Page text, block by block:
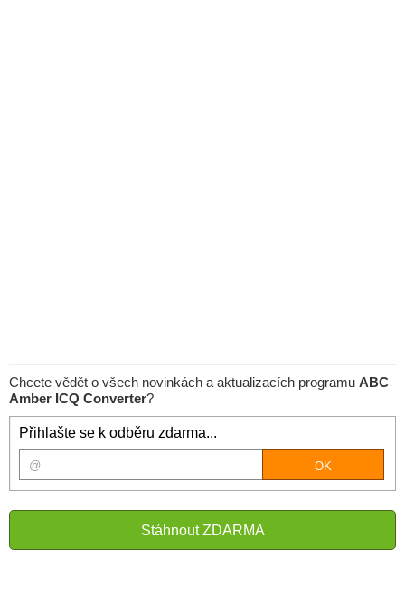
Chcete vědět o všech novinkách a aktualizacích programu ABC
Amber ICQ Converter?
Přihlašte se k odběru zdarma...
Stáhnout ZDARMA